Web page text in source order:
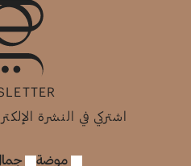
اشتركي في النشرة
موضة